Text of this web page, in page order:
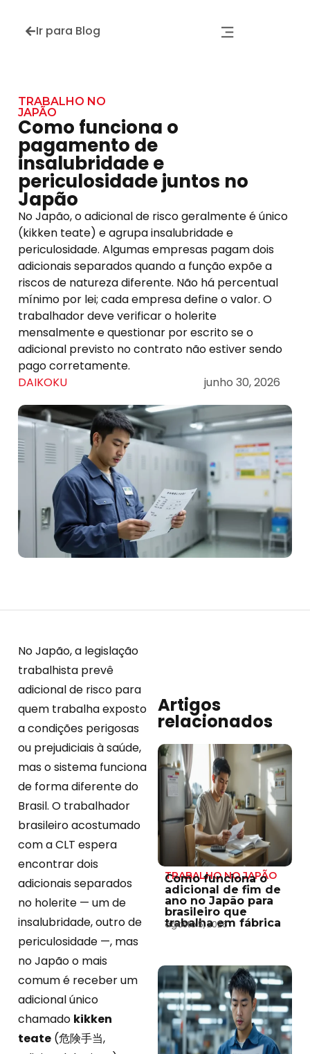
Ir para Blog
TRABALHO NO
JAPÃO
Como funciona o
pagamento de
insalubridade e
periculosidade juntos no
Japão
No Japão, o adicional de risco geralmente é único
(kikken teate) e agrupa insalubridade e
periculosidade. Algumas empresas pagam dois
adicionais separados quando a função expõe a
riscos de natureza diferente. Não há percentual
mínimo por lei; cada empresa define o valor. O
trabalhador deve verificar o holerite
mensalmente e questionar por escrito se o
adicional previsto no contrato não estiver sendo
pago corretamente.
DAIKOKU
junho 30, 2026
No Japão, a legislação
trabalhista prevê
adicional de risco para
quem trabalha exposto
a condições perigosas
ou prejudiciais à saúde,
mas o sistema funciona
de forma diferente do
Brasil. O trabalhador
brasileiro acostumado
com a CLT espera
encontrar dois
adicionais separados
no holerite — um de
insalubridade, outro de
periculosidade —, mas
no Japão o mais
comum é receber um
adicional único
chamado kikken
teate (危険手当,
Artigos
relacionados
TRABALHO NO JAPÃO
Como funciona o
adicional de fim de
ano no Japão para
brasileiro que
trabalha em fábrica
agosto 5, 2026